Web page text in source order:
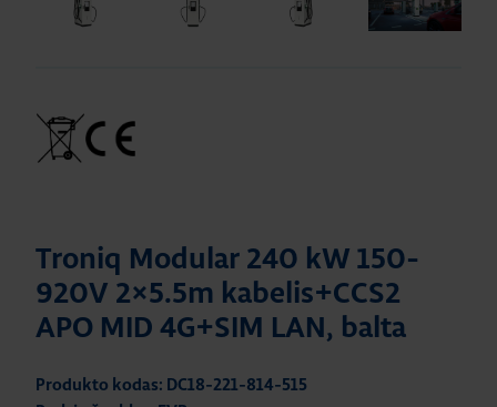
Troniq Modular 240 kW 150-
920V 2×5.5m kabelis+CCS2
APO MID 4G+SIM LAN, balta
Produkto kodas: DC18-221-814-515